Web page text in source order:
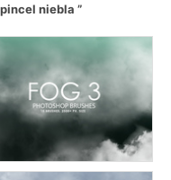
pincel niebla